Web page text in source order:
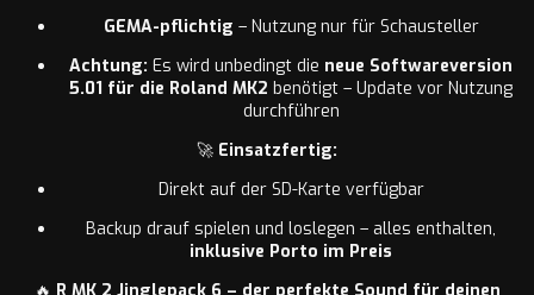
GEMA-pflichtig – Nutzung nur für Schausteller
Achtung: Es wird unbedingt die neue Softwareversion
5.01 für die Roland MK2 benötigt – Update vor Nutzung
durchführen
🚀 Einsatzfertig:
Direkt auf der SD-Karte verfügbar
Backup drauf spielen und loslegen – alles enthalten,
inklusive Porto im Preis
🔥 R MK 2 Jinglepack 6 – der perfekte Sound für deinen